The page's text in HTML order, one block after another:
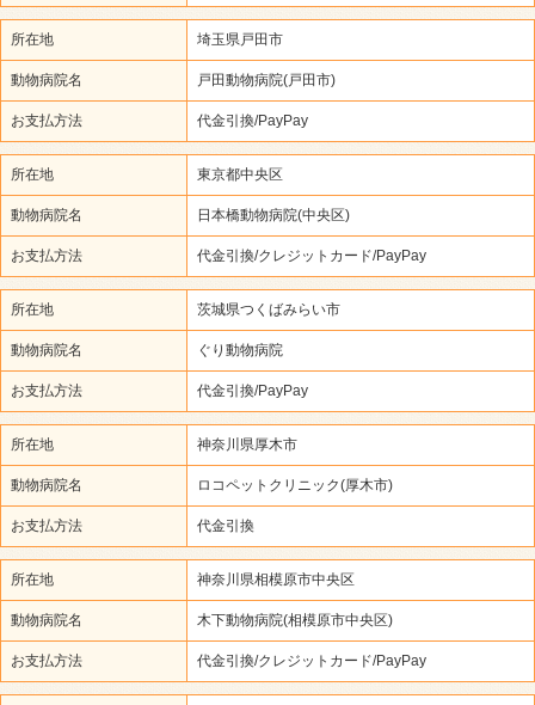
所在地 埼玉県戸田市
動物病院名 戸田動物病院(戸田市)
お支払方法 代金引換/PayPay
所在地 東京都中央区
動物病院名 日本橋動物病院(中央区)
お支払方法 代金引換/クレジットカード/PayPay
所在地 茨城県つくばみらい市
動物病院名 ぐり動物病院
お支払方法 代金引換/PayPay
所在地 神奈川県厚木市
動物病院名 ロコペットクリニック(厚木市)
お支払方法 代金引換
所在地 神奈川県相模原市中央区
動物病院名 木下動物病院(相模原市中央区)
お支払方法 代金引換/クレジットカード/PayPay